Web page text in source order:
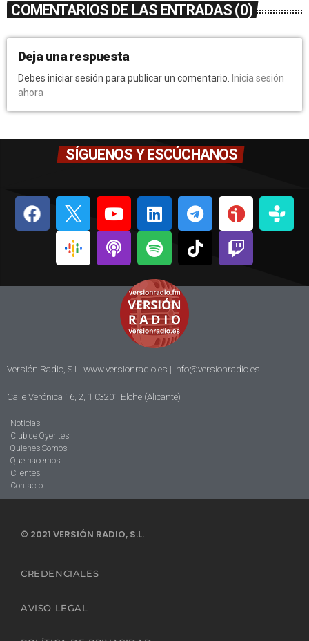
COMENTARIOS DE LAS ENTRADAS (0)
Deja una respuesta
Debes iniciar sesión para publicar un comentario.
Inicia sesión
ahora
SÍGUENOS Y ESCÚCHANOS
Versión Radio, S.L. www.versionradio.es | info@versionradio.es
Calle Verónica 16, 2, 1 03201 Elche (Alicante)
Noticias
Club de Oyentes
Quienes Somos
Qué hacemos
Clientes
Contacto
© 2021 VERSIÓN RADIO, S.L.
CREDENCIALES
AVISO LEGAL